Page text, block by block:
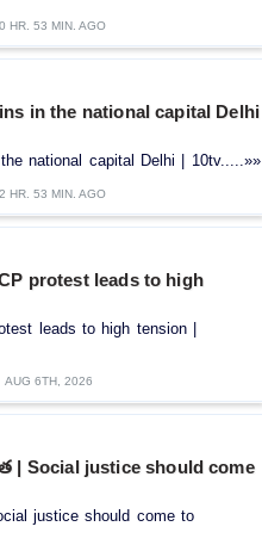
HR. 53 MIN. AGO
in the national capital Delhi
national capital Delhi | 10tv.....»»
HR. 53 MIN. AGO
protest leads to high
leads to high tension |
AUG 6TH, 2026
justice should come
should come to